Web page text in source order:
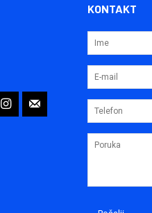
KONTAKT